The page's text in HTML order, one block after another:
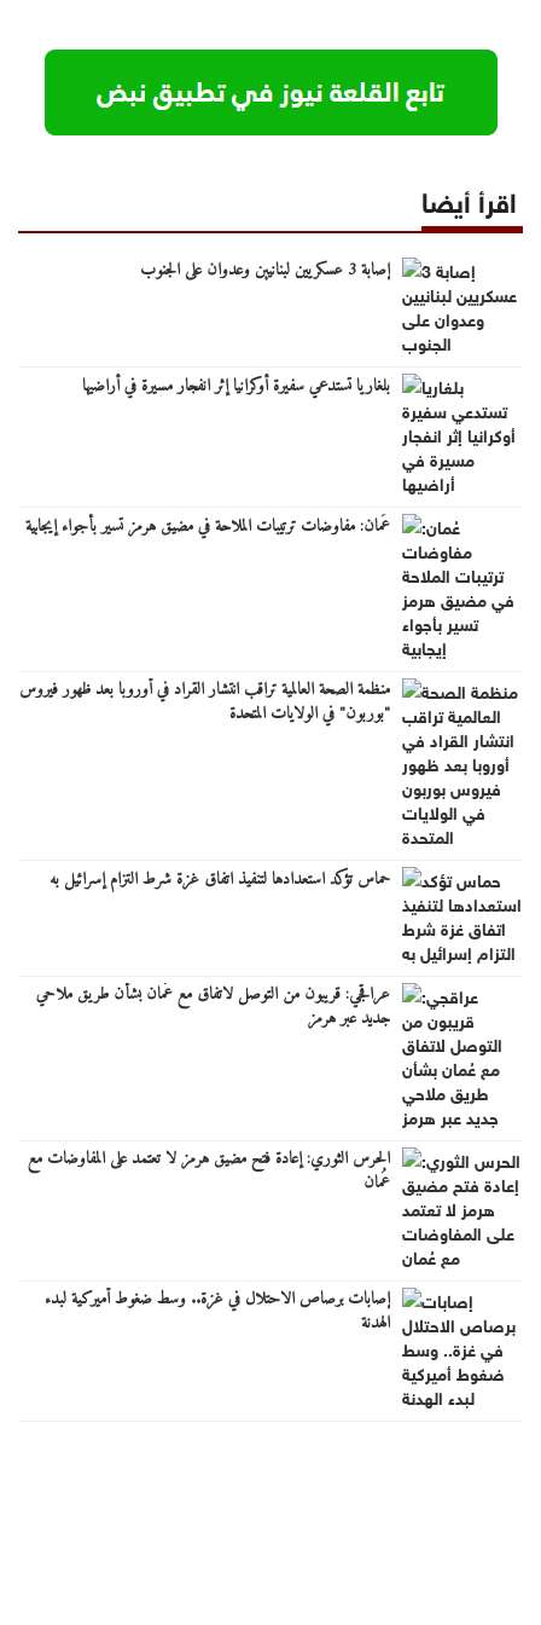
اقرأ أيضا
إصابة 3 عسكريين لبنانيين وعدوان على الجنوب
بلغاريا تستدعي سفيرة أوكرانيا إثر انفجار مسيرة في أراضيها
عُمان: مفاوضات ترتيبات الملاحة في مضيق هرمز تسير بأجواء إيجابية
منظمة الصحة العالمية تراقب انتشار القراد في أوروبا بعد ظهور فيروس
"بوربون" في الولايات المتحدة
حماس تؤكد استعدادها لتنفيذ اتفاق غزة شرط التزام إسرائيل به
عراقجي: قريبون من التوصل لاتفاق مع عُمان بشأن طريق ملاحي
جديد عبر هرمز
الحرس الثوري: إعادة فتح مضيق هرمز لا تعتمد على المفاوضات مع
عُمان
إصابات برصاص الاحتلال في غزة.. وسط ضغوط أميركية لبدء
الهدنة